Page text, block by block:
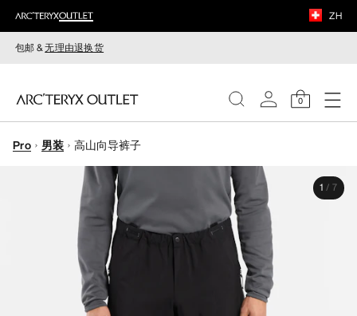
ZH
包邮 &无理由退换货
0
女装
Pro 男装 高山向导裤子
1 / 7